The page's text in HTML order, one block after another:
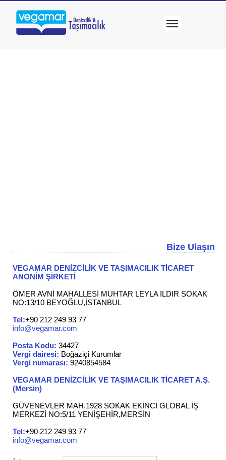
Bize Ulaşın
VEGAMAR DENİZCİLİK VE TAŞIMACILIK TİCARET
ANONİM ŞİRKETİ
ÖMER AVNİ MAHALLESİ MUHTAR LEYLA ILDIR SOKAK
NO:13/10 BEYOĞLU,İSTANBUL
Tel:+90 212 249 93 77
info@vegamar.com
Posta Kodu: 34427
Vergi dairesi: Boğaziçi Kurumlar
Vergi numarası: 9240854584
VEGAMAR DENİZCİLİK VE TAŞIMACILIK TİCARET A.Ş.
(Mersin)
GÜVENEVLER MAH.1928 SOKAK EKİNCİ GLOBAL İŞ
MERKEZİ NO:5/11 YENİŞEHİR,MERSİN
Tel:+90 212 249 93 77
info@vegamar.com